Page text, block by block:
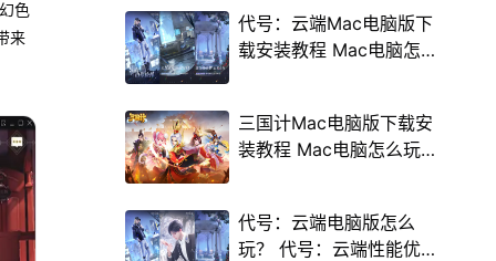
色
来
代号：云端Mac电脑版下
载安装教程 Mac电脑怎
三国计Mac电脑版下载安
装教程 Mac电脑怎么玩
代号：云端电脑版怎么
玩？ 代号：云端性能优